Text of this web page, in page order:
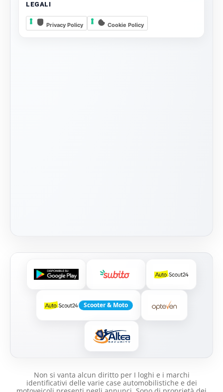
LEGALI
Privacy Policy Cookie Policy
Scooter & Moto
Non si vanta alcun diritto per I loghi e i marchi
identificativi delle varie case automobilistiche e dei